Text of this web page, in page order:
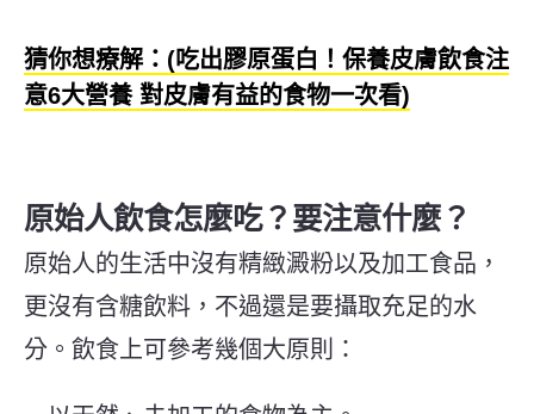
猜你想療解：(吃出膠原蛋白！保養皮膚飲食注
意6大營養 對皮膚有益的食物一次看)
原始人飲食怎麼吃？要注意什麼？
原始人的生活中沒有精緻澱粉以及加工食品，
更沒有含糖飲料，不過還是要攝取充足的水
分。飲食上可參考幾個大原則：